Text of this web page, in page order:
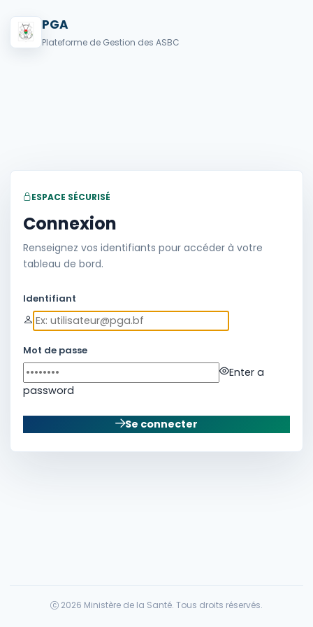
PGA
Plateforme de Gestion des ASBC
ESPACE SÉCURISÉ
Connexion
Renseignez vos identifiants pour accéder à votre
tableau de bord.
Identifiant
Mot de passe
Enter a
password
Se connecter
2026 Ministère de la Santé. Tous droits réservés.